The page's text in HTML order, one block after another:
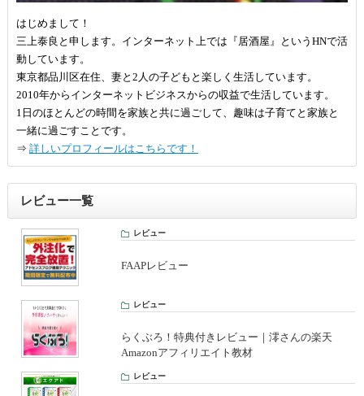
はじめまして！
三上泰良と申します。インターネット上では『居酒屋』というHNで活
動しています。
東京都品川区在住、妻と2人の子どもと楽しく生活しています。
2010年からインターネットビジネスからの収益で生活しています。
1日のほとんどの時間を家族と共に過ごして、趣味は子育てと家族と
一緒に過ごすことです。
⇒ 詳しいプロフィールはこちらです！
レビュー一覧
レビュー
FAAPレビュー
レビュー
らくぶろ！特典付きレビュー｜澪さんの楽天
Amazonアフィリエイト教材
レビュー